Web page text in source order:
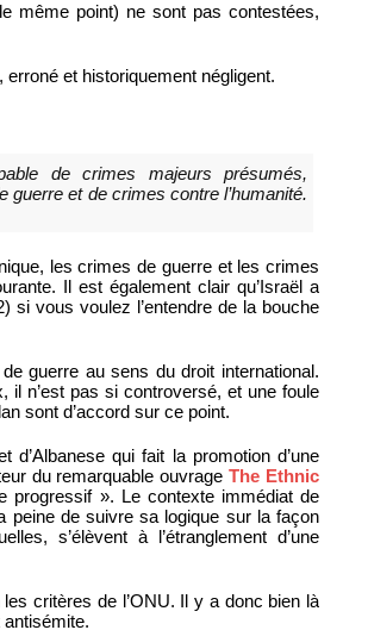
même point) ne sont pas contestées,
et historiquement négligent.
de crimes majeurs présumés,
et de crimes contre l’humanité.
les crimes de guerre et les crimes
Il est également clair qu’Israël a
si vous voulez l’entendre de la bouche
guerre au sens du droit international.
il n’est pas si controversé, et une foule
sont d’accord sur ce point.
d’Albanese qui fait la promotion d’une
du remarquable ouvrageThe Ethnic
progressif ». Le contexte immédiat de
peine de suivre sa logique sur la façon
s’élèvent à l’étranglement d’une
critères de l’ONU. Il y a donc bien là
antisémite.